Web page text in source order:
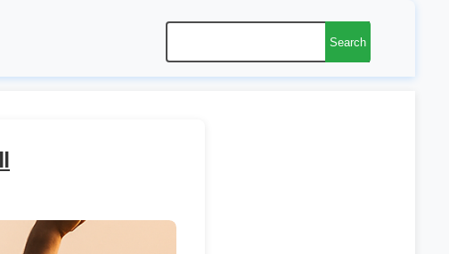
Search